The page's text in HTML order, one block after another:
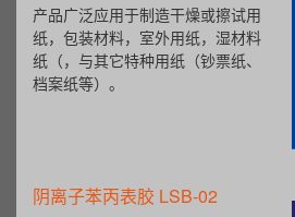
产品广泛应用于制造干燥或擦试用
纸，包装材料，室外用纸，湿材料
纸（，与其它特种用纸（钞票纸、
档案纸等）。
阴离子苯丙表胶 LSB-02